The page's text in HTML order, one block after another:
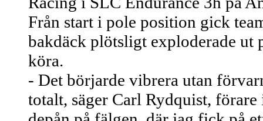
Från start i pole position gick
bakdäck plötsligt exploderade
köra.
- Det börjarde vibrera utan
totalt, säger Carl Rydquist,